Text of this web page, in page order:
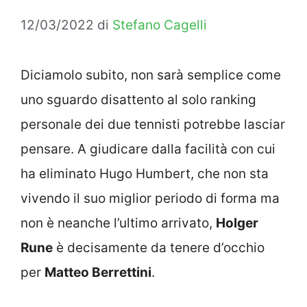
12/03/2022 di Stefano Cagelli
Diciamolo subito, non sarà semplice come
uno sguardo disattento al solo ranking
personale dei due tennisti potrebbe lasciar
pensare. A giudicare dalla facilità con cui
ha eliminato Hugo Humbert, che non sta
vivendo il suo miglior periodo di forma ma
non è neanche l’ultimo arrivato, Holger
Rune è decisamente da tenere d’occhio
per Matteo Berrettini.